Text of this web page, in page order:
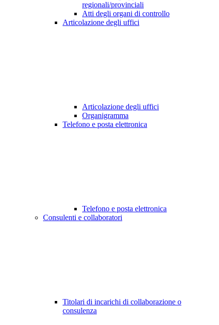
regionali/provinciali
Atti degli organi di controllo
Articolazione degli uffici
Articolazione degli uffici
Organigramma
Telefono e posta elettronica
Telefono e posta elettronica
Consulenti e collaboratori
Titolari di incarichi di collaborazione o
consulenza